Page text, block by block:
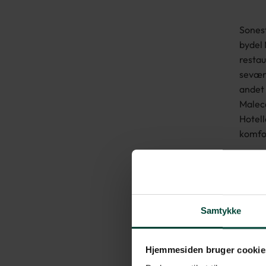
Samtykke
Hjemmesiden bruger
bydel
andet